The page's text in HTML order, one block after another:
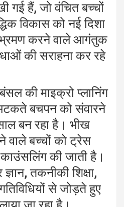
गई हैं, जो वंचित बच्चों
विकास को नई दिशा
करने वाले आगंतुक
की सराहना कर रहे
की माइक्रो प्लानिंग
बचपन को संवारने
बन रहा है। भीख
वाले बच्चों को ट्रेस
की जाती है।
तकनीकी शिक्षा,
से जोड़ते हुए